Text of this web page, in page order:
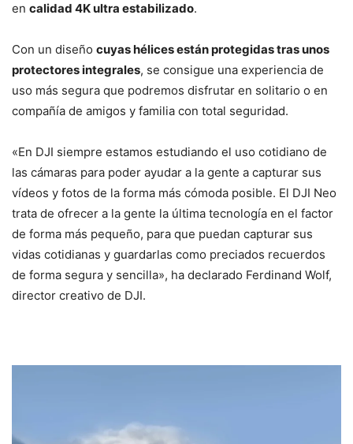
en calidad 4K ultra estabilizado.
Con un diseño cuyas hélices están protegidas tras unos
protectores integrales, se consigue una experiencia de
uso más segura que podremos disfrutar en solitario o en
compañía de amigos y familia con total seguridad.
«En DJI siempre estamos estudiando el uso cotidiano de
las cámaras para poder ayudar a la gente a capturar sus
vídeos y fotos de la forma más cómoda posible. El DJI Neo
trata de ofrecer a la gente la última tecnología en el factor
de forma más pequeño, para que puedan capturar sus
vidas cotidianas y guardarlas como preciados recuerdos
de forma segura y sencilla», ha declarado Ferdinand Wolf,
director creativo de DJI.